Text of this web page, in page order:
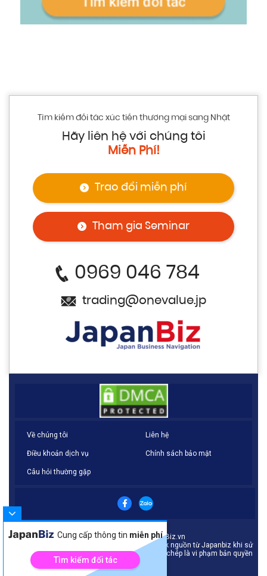
Tìm kiếm đối tác xúc tiến thương mại sang Nhật
Hãy liên hệ với chúng tôi
Miễn Phí!
Trao đổi miễn phí
Tham gia Seminar
0969 046 784
trading@onevalue.jp
Về chúng tôi Liên hệ
Điều khoản dịch vụ Chính sách bảo mật
Câu hỏi thường gặp
Cung cấp thông tin miễn phí
Tìm kiếm đối tác
© Copyright 2021 - JapanBiz.vn
Bản quyền thuộc về Japanbiz. Yêu cầu dẫn link nguồn từ Japanbiz khi sử
dụng nội dung của chúng tôi. Mọi hành vi sao chép là vi phạm bản quyền
của Japanbiz.